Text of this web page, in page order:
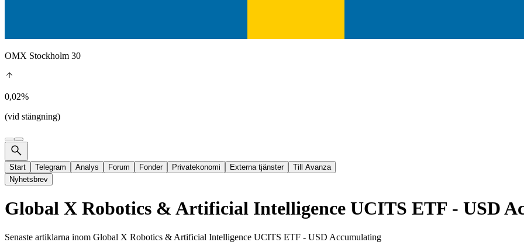
OMX Stockholm 30
0,02%
(vid stängning)
Start Telegram Analys Forum Fonder Privatekonomi Externa tjänster
Till Avanza
Nyhetsbrev
Global X Robotics & Artificial Intelligence UCITS ETF - USD
Senaste artiklarna inom Global X Robotics & Artificial Intelligence UCITS ETF - USD Accumulating